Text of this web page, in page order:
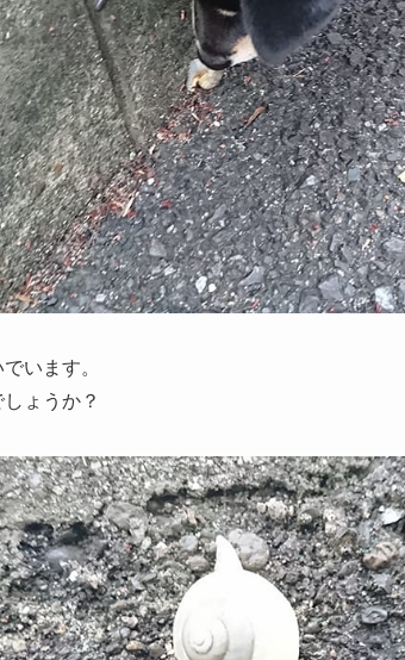
います。
ょうか？